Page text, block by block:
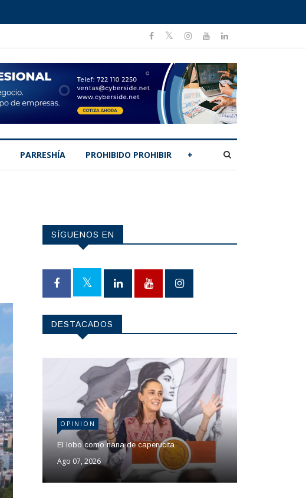
PARRESHÍA PROHIBIDO PROHIBIR +
SÍGUENOS EN
DESTACADOS
OPINION
El lobo como nana de caperucita
Ago 07, 2026